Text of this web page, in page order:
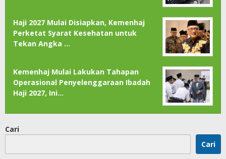
Haji 2027 Mulai Disiapkan, Kemenhaj
Perketat Syarat Kesehatan untuk
Tekan Angka …
Kemenhaj Mulai Lakukan Tahapan
Operasional Penyelenggaraan Ibadah
Haji 2027, Ini…
Cari
Cari